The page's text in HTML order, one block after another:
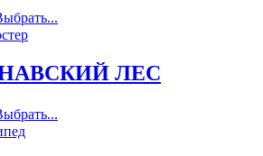
ЛЕС